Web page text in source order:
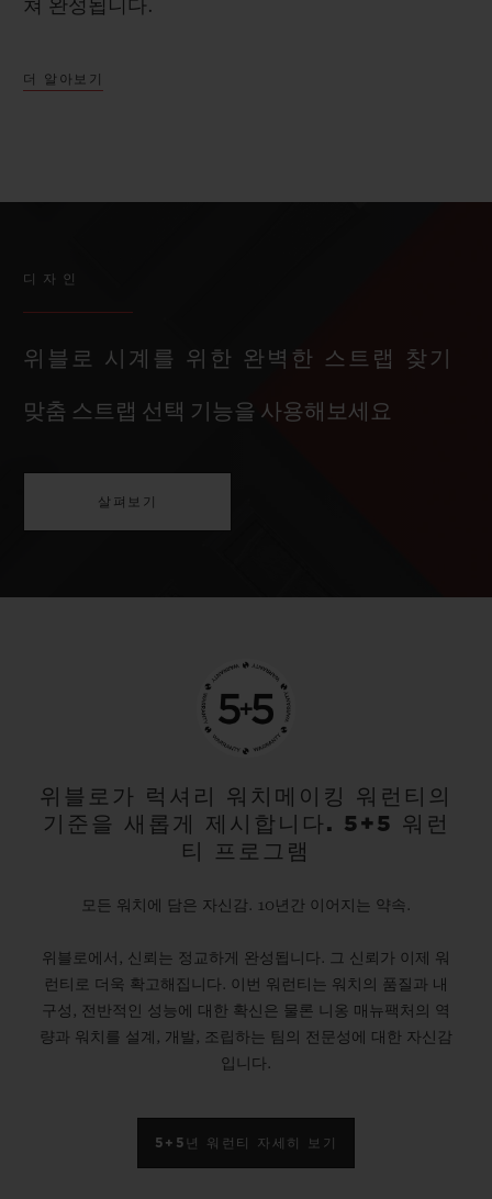
쳐 완성됩니다.
더 알아보기
디자인
위블로 시계를 위한 완벽한 스트랩 찾기
맞춤 스트랩 선택 기능을 사용해보세요
살펴보기
위블로가 럭셔리 워치메이킹 워런티의
기준을 새롭게 제시합니다. 5+5 워런
티 프로그램
모든 워치에 담은 자신감. 10년간 이어지는 약속.
위블로에서, 신뢰는 정교하게 완성됩니다. 그 신뢰가 이제 워
런티로 더욱 확고해집니다. 이번 워런티는 워치의 품질과 내
구성, 전반적인 성능에 대한 확신은 물론 니옹 매뉴팩처의 역
량과 워치를 설계, 개발, 조립하는 팀의 전문성에 대한 자신감
입니다.
5+5년 워런티 자세히 보기